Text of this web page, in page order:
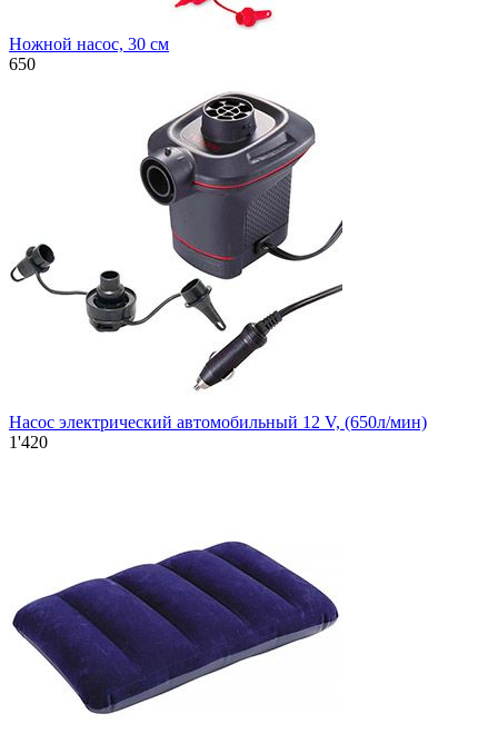
Ножной насос, 30 см
650
Насос электрический автомобильный 12 V, (650л/мин)
1'420